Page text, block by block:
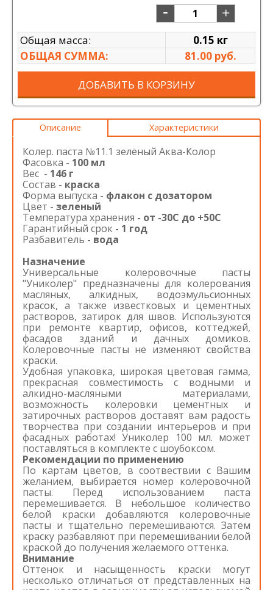
Общая масса:
0.15 кг
ОБЩАЯ СУММА:
81.00 руб.
ДОБАВИТЬ В КОРЗИНУ
Описание Характеристики
Колер. паста №11.1 зелёный Аква-Колор
Фасовка - 100 мл
Вес - 146 г
Состав - краска
Форма выпуска - флакон с дозатором
Цвет - зеленый
Температура хранения - от -30С до +50С
Гарантийный срок - 1 год
Разбавитель - вода
Назначение
Универсальные колеровочные пасты
"Униколер" предназначены для колерования
масляных, алкидных, водоэмульсионных
красок, а также известковых и цементных
растворов, затирок для швов. Используются
при ремонте квартир, офисов, коттеджей,
фасадов зданий и дачных домиков.
Колеровочные пасты не изменяют свойства
краски.
Удобная упаковка, широкая цветовая гамма,
прекрасная совместимость с водными и
алкидно-масляными материалами,
возможность колеровки цементных и
затирочных растворов доставят вам радость
творчества при создании интерьеров и при
фасадных работах! Униколер 100 мл. может
поставляться в комплекте с шоубоксом.
Рекомендации по применению
По картам цветов, в соотвествии с Вашим
желанием, выбирается номер колеровочной
пасты. Перед использованием паста
перемешивается. В небольшое количество
белой краски добавляются колеровочные
пасты и тщательно перемешиваются. Затем
краску разбавляют при перемешивании белой
краской до получения желаемого оттенка.
Внимание
Оттенок и насыщенность краски могут
несколько отличаться от представленных на